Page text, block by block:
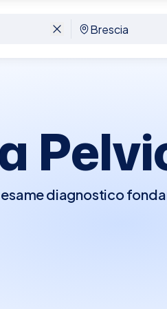
diagnostico
inclusi l'utero, le ovaie